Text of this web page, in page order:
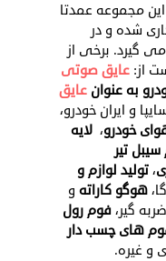
مجموعه عمدتا
شده و در
گیرد. برخی از
از: عایق صوتی
به عنوان عایق
و ایران خودرو،
خودرو، لایه
تیر
،تولید لوازم و
هوگو کاراته و
گیر،فوم رول
های چسب دار
و غیره.